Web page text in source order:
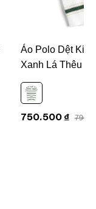
Áo Polo Dệt Kim
Xanh Lá Thêu
750.500 ₫